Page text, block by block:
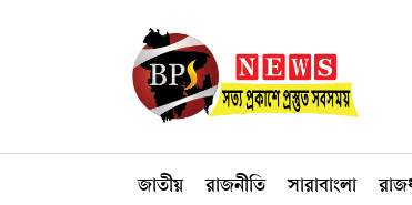
জাতীয় রাজনীতি সারাবাংলা